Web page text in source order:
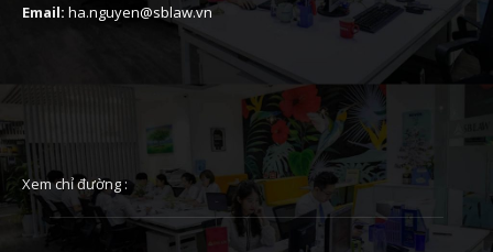
Email: ha.nguyen@sblaw.vn
Xem chỉ đường :